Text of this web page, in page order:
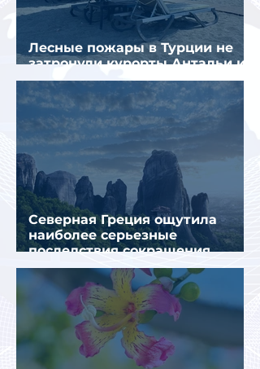
Лесные пожары в Турции не
затронули курорты Антальи и
Муглы
Северная Греция ощутила
наиболее серьезные
последствия сокращения
турпотока из России